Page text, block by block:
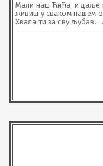
Мали наш Ћића, и даље
живиш у сваком нашем
Хвала ти за сву љубав.
Недостајеш и превише.